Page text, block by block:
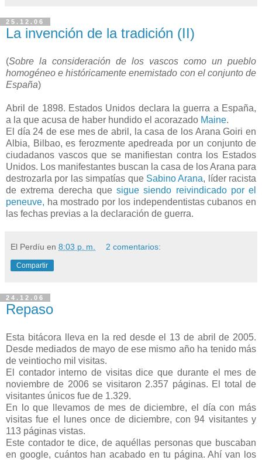
25.12.06
La invención de la tradición (II)
(Sobre la consideración de los vascos como un pueblo
homogéneo e históricamente enemistado con el conjunto de
España)
Abril de 1898. Estados Unidos declara la guerra a España,
a la que acusa de haber hundido el acorazado Maine.
El día 24 de ese mes de abril, la casa de los Arana Goiri en
Albia, Bilbao, es ferozmente apedreada por un conjunto de
ciudadanos vascos que se manifiestan contra los Estados
Unidos. Los manifestantes buscan la casa de los Arana para
destrozarla por las simpatías que Sabino Arana, líder racista
de extrema derecha que sigue siendo reivindicado por el
peneuve, ha mostrado por los independentistas cubanos en
las fechas previas a la declaración de guerra.
El Perdíu en 8:03 p. m. 2 comentarios:
Compartir
24.12.06
Repaso
Esta bitácora lleva en la red desde el 13 de abril de 2005.
Desde mediados de mayo de ese mismo año ha tenido más
de veintiocho mil visitas.
El contador interno de visitas dice que durante el mes de
noviembre de 2006 se visitaron 2.357 páginas. El total de
visitantes únicos fue de 1.329.
En lo que llevamos de mes de diciembre, el día con más
visitas fue el lunes once de diciembre, con 94 visitantes y
113 páginas vistas.
Este contador te dice, de aquéllas personas que buscaban
en google, cuántos han acabado en tu página. Ahí van los